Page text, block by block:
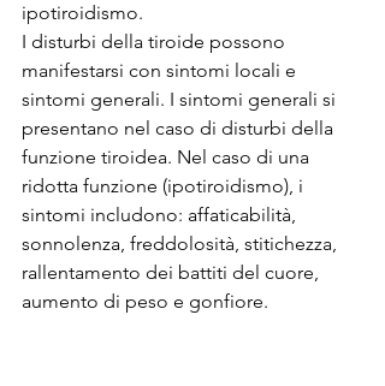
ipotiroidismo.
I disturbi della tiroide possono
manifestarsi con sintomi locali e
sintomi generali. I sintomi generali si
presentano nel caso di disturbi della
funzione tiroidea. Nel caso di una
ridotta funzione (ipotiroidismo), i
sintomi includono: affaticabilità,
sonnolenza, freddolosità, stitichezza,
rallentamento dei battiti del cuore,
aumento di peso e gonfiore.